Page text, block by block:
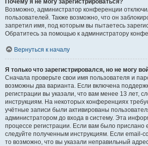
Почему я не могу зарегистрироваться?
Возможно, администратор конференции
пользователей. Также возможно, что он
запретил имя, под которым вы пытаетесь
Обратитесь за помощью к администратору
Вернуться к началу
Я только что зарегистрировался, но не могу
Сначала проверьте свои имя пользователя и
возможны два варианта. Если включена
регистрации вы указали, что вам менее 13 лет,
инструкциям. На некоторых конференциях
учётные записи были активированы
администратором до входа в систему. Эта
процессе регистрации. Если вам было
следуйте полученным инструкциям. Если email-
то возможно, что вы указали неправильный